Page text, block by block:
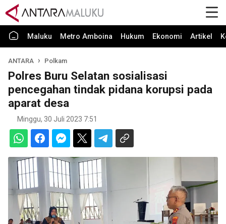
Maluku Metro Amboina Hukum Ekonomi Artikel
ANTARA Polkam
Polres Buru Selatan sosialisasi
pencegahan tindak pidana korupsi pada
aparat desa
Minggu, 30 Juli 2023 7:51